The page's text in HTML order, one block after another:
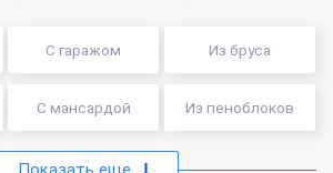
С гаражом Из бруса
С мансардой Из пеноблоков